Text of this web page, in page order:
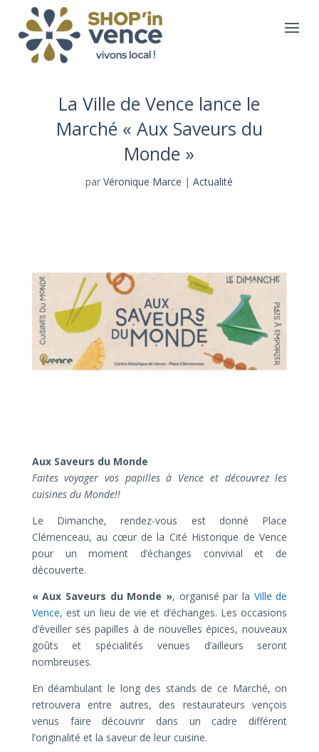
La Ville de Vence lance le
Marché « Aux Saveurs du
Monde »
parVéronique Marce |Actualité
Aux Saveurs du Monde
Faites voyager vos papilles à Vence et découvrez les
cuisines du Monde!!
Le Dimanche, rendez-vous est donné Place
Clémenceau, au cœur de la Cité Historique de Vence
pour un moment d’échanges convivial et de
découverte.
« Aux Saveurs du Monde », organisé par la Ville de
Vence, est un lieu de vie et d’échanges. Les occasions
d’éveiller ses papilles à de nouvelles épices, nouveaux
goûts et spécialités venues d’ailleurs seront
nombreuses.
En déambulant le long des stands de ce Marché, on
retrouvera entre autres, des restaurateurs vençois
venus faire découvrir dans un cadre différent
l’originalité et la saveur de leur cuisine.